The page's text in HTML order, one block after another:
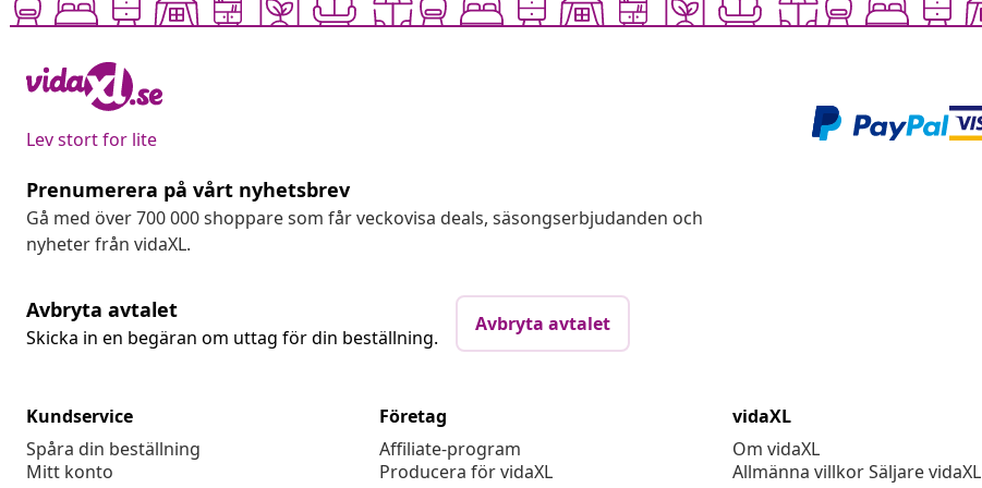
Lev stort for lite
Prenumerera på vårt nyhetsbrev
Gå med över 700 000 shoppare som får veckovisa deals, säsongserbjudanden och
nyheter från vidaXL.
Avbryta avtalet
Skicka in en begäran om uttag för din beställning.
Avbryta avtalet
Kundservice
Spåra din beställning
Mitt konto
Företag
Affiliate-program
Producera för vidaXL
vidaXL
Om vidaXL
Allmänna villkor Säljare vidaXL